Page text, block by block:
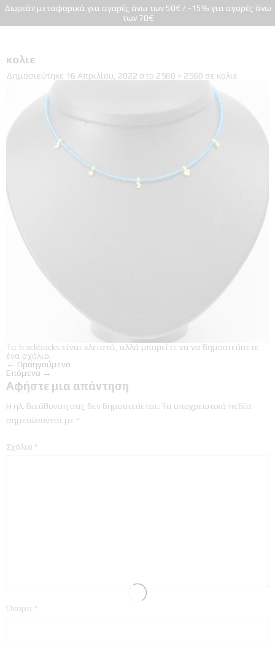
Δωρεάν μεταφορικά για αγορές άνω των 50€ / -15% για αγορές άνω
των 70€
κολιε
Δημοσιεύτηκε 16 Απριλίου, 2022 στο 2560 × 2560 σε κολιε
Τα trackbacks είναι κλειστά, αλλά μπορείτε να να δημοσιεύσετε
ένα σχόλιο.
← Προηγούμενο
Επόμενο →
Αφήστε μια απάντηση
Η ηλ. διεύθυνση σας δεν δημοσιεύεται. Τα υποχρεωτικά πεδία
σημειώνονται με *
Σχόλιο *
Όνομα *